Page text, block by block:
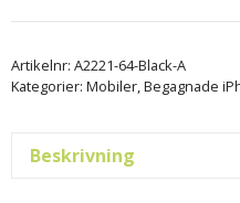
Artikelnr: A2221-64-Black-A
Kategorier: Mobiler,Begagnade
Beskrivning